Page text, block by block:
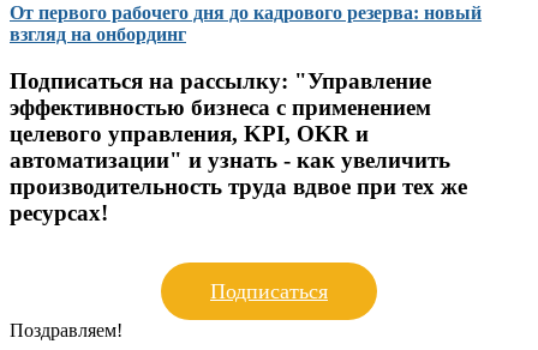
От первого рабочего дня до кадрового резерва: новый
взгляд на онбординг
Подписаться на рассылку: "Управление
эффективностью бизнеса с применением
целевого управления, KPI, OKR и
автоматизации" и узнать - как увеличить
производительность труда вдвое при тех же
ресурсах!
Подписаться
Поздравляем!